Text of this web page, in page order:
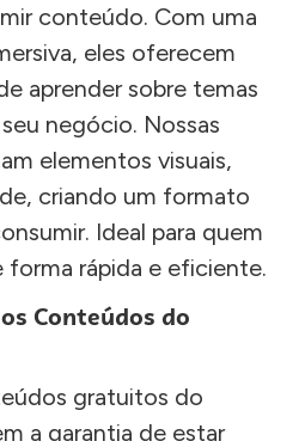
conteúdo. Com uma
eles oferecem
aprender sobre temas
negócio. Nossas
elementos visuais,
criando um formato
Ideal para quem
forma rápida e eficiente.
Conteúdos do
gratuitos do
a garantia de estar